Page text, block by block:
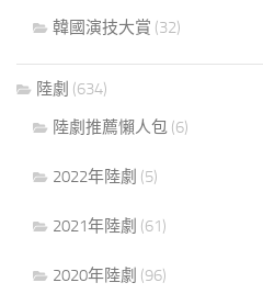
韓國演技大賞 (32)
陸劇 (634)
陸劇推薦懶人包 (6)
2022年陸劇 (5)
2021年陸劇 (61)
2020年陸劇 (96)